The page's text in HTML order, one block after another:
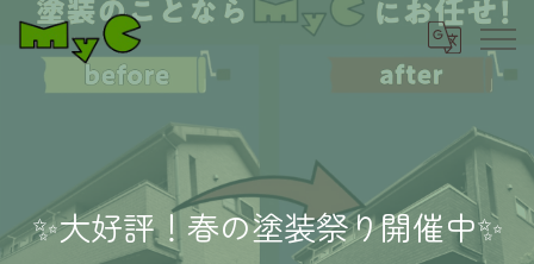
✨大好評！春の塗装祭り開催中✨